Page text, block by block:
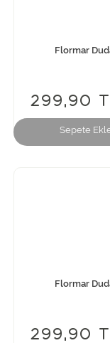
Sepete
Flormar
299,90
Flormar
299,90